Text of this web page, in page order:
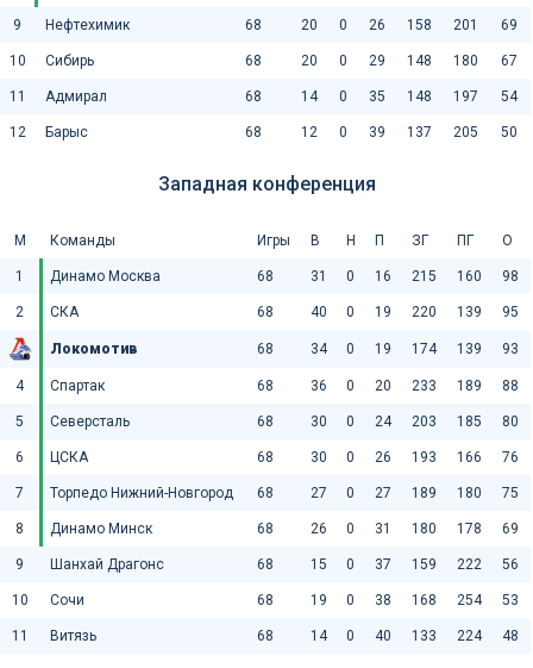
9 Нефтехимик 68 20 0 26 158 201 69
10 Сибирь 68 20 0 29 148 180 67
11 Адмирал 68 14 0 35 148 197 54
12 Барыс 68 12 0 39 137 205 50
Западная конференция
М Команды Игры В Н П ЗГ ПГ О
1 Динамо Москва 68 31 0 16 215 160 98
2 СКА 68 40 0 19 220 139 95
Локомотив 68 34 0 19 174 139 93
4 Спартак 68 36 0 20 233 189 88
5 Северсталь 68 30 0 24 203 185 80
6 ЦСКА 68 30 0 26 193 166 76
7 Торпедо Нижний-Новгород 68 27 0 27 189 180 75
8 Динамо Минск 68 26 0 31 180 178 69
9 Шанхай Драгонс 68 15 0 37 159 222 56
10 Сочи 68 19 0 38 168 254 53
11 Витязь 68 14 0 40 133 224 48